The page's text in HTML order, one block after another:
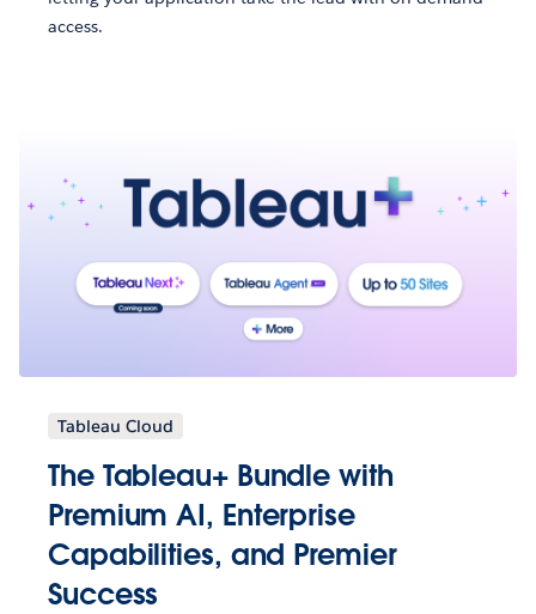
access.
Tableau Cloud
The Tableau+ Bundle with
Premium AI, Enterprise
Capabilities, and Premier
Success